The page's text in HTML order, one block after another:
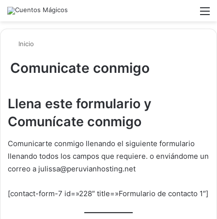
Switch skin
Inicio
Comunicate conmigo
Llena este formulario y
Comunícate conmigo
Comunicarte conmigo llenando el siguiente formulario
llenando todos los campos que requiere. o enviándome un
correo a julissa@peruvianhosting.net
[contact-form-7 id=»228″ title=»Formulario de contacto 1″]